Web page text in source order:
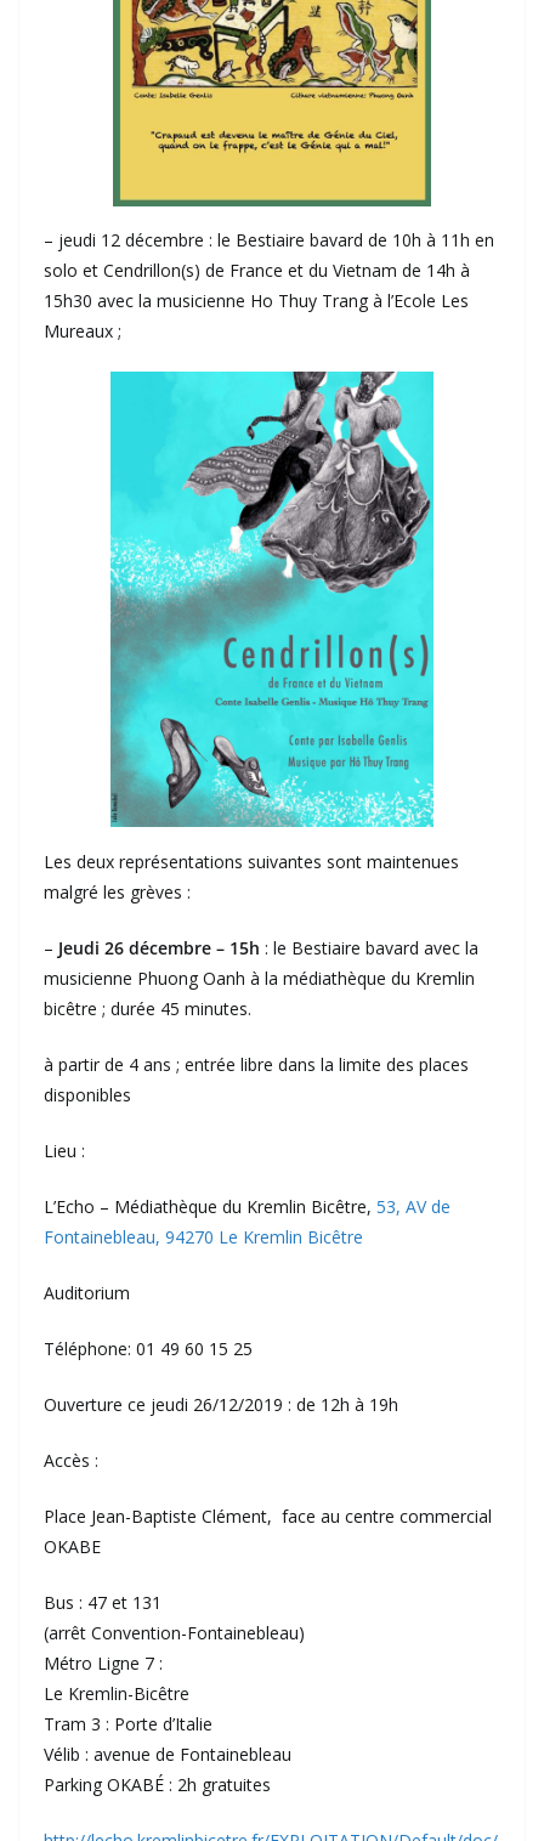
– jeudi 12 décembre : le Bestiaire bavard de 10h à 11h en
solo et Cendrillon(s) de France et du Vietnam de 14h à
15h30 avec la musicienne Ho Thuy Trang à l’Ecole Les
Mureaux ;
Les deux représentations suivantes sont maintenues
malgré les grèves :
– Jeudi 26 décembre – 15h : le Bestiaire bavard avec la
musicienne Phuong Oanh à la médiathèque du Kremlin
bicêtre ; durée 45 minutes.
à partir de 4 ans ; entrée libre dans la limite des places
disponibles
Lieu :
L’Echo – Médiathèque du Kremlin Bicêtre, 53, AV de
Fontainebleau, 94270 Le Kremlin Bicêtre
Auditorium
Téléphone: 01 49 60 15 25
Ouverture ce jeudi 26/12/2019 : de 12h à 19h
Accès :
Place Jean-Baptiste Clément, face au centre commercial
OKABE
Bus : 47 et 131
(arrêt Convention-Fontainebleau)
Métro Ligne 7 :
Le Kremlin-Bicêtre
Tram 3 : Porte d’Italie
Vélib : avenue de Fontainebleau
Parking OKABÉ : 2h gratuites